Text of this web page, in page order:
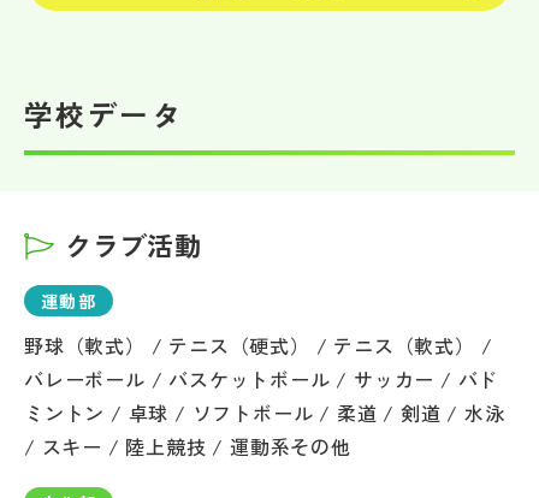
学校データ
クラブ活動
運動部
野球（軟式） / テニス（硬式） / テニス（軟式） /
バレーボール / バスケットボール / サッカー / バド
ミントン / 卓球 / ソフトボール / 柔道 / 剣道 / 水泳
/ スキー / 陸上競技 / 運動系その他